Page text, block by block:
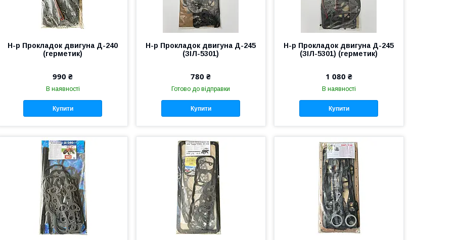
Н-р Прокладок двигуна Д-240
(герметик)
990 ₴
В наявності
Купити
Н-р Прокладок двигуна Д-245
(ЗІЛ-5301)
780 ₴
Готово до відправки
Купити
Н-р Прокладок двигуна Д-245
(ЗІЛ-5301) (герметик)
1 080 ₴
В наявності
Купити